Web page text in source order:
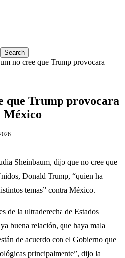
Search
no cree que Trump provocara
que Trump provocara
México
Sheinbaum, dijo que no cree que
Donald Trump, “quien ha
temas” contra México.
de la ultraderecha de Estados
buena relación, que haya mala
de acuerdo con el Gobierno que
principalmente”, dijo la